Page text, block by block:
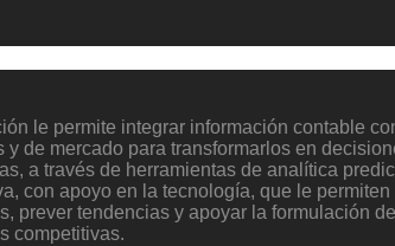
le permite integrar información contable
y de mercado para transformarlos en
a través de herramientas de analítica
con apoyo en la tecnología, que le
prever tendencias y apoyar la formulación de
competitivas.